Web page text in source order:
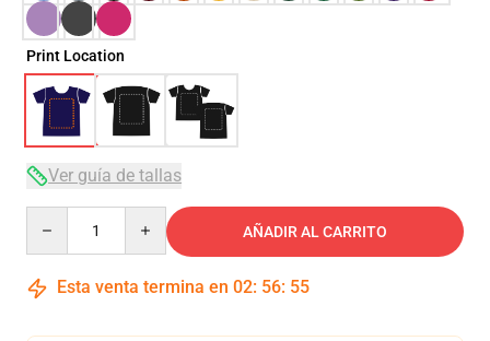
Print Location
Ver guía de tallas
AÑADIR AL CARRITO
Esta venta termina en 02: 56: 54